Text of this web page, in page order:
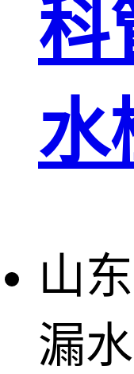
科
水
山
漏